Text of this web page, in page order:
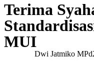
Terima
MUI
Dwi Jatmiko MPd